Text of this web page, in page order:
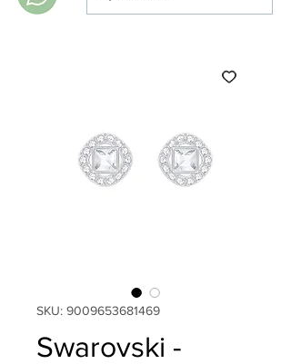
SKU: 9009653681469
Swarovski -